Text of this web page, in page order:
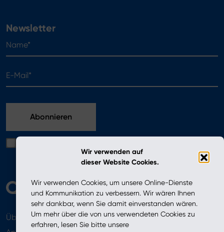
Wir verwenden auf
dieser Website Cookies.
Wir verwenden Cookies, um unsere Online-Dienste
und Kommunikation zu verbessern. Wir wären Ihnen
sehr dankbar, wenn Sie damit einverstanden wären.
Um mehr über die von uns verwendeten Cookies zu
erfahren, lesen Sie bitte unsere
Newsletter
Ich bestätige, dass ich die in der Datenschutzerklärung
enthaltenen Bedingungen gelesen habe
Über uns
Aktuelles